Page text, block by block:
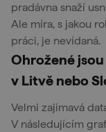
pradávna snaží
Ale míra, s jakou
práci, je nevídaná.
Ohrožené
v Litvě nebo
Velmi zajímavá
V následujícím